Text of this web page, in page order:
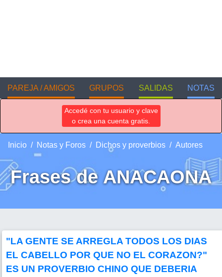
PAREJA / AMIGOS GRUPOS SALIDAS NOTAS
Accedé con tu usuario y clave
o crea una cuenta gratis.
Inicio Notas y Foros Dichos y proverbios Autores
Frases de ANACAONA
"LA GENTE SE ARREGLA TODOS LOS DIAS
EL CABELLO POR QUE NO EL CORAZON?"
ES UN PROVERBIO CHINO QUE DEBERIA